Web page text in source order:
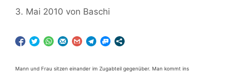
3. Mai 2010 von Baschi
Mann und Frau sitzen einander im Zugabteil gegenüber. Man kommt ins